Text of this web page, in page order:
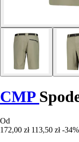
CMP
Od
172,00 zł 113,50 zł -34%